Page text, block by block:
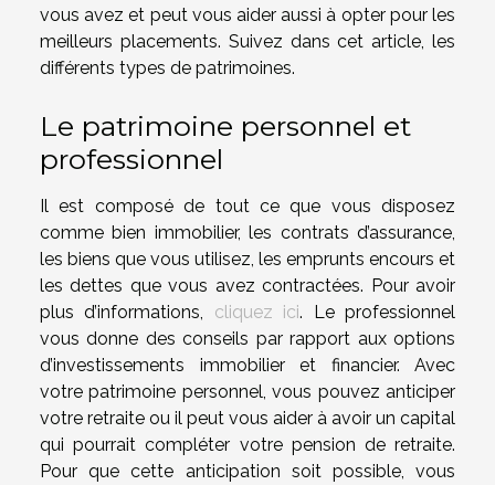
vous avez et peut vous aider aussi à opter pour les
meilleurs placements. Suivez dans cet article, les
différents types de patrimoines.
Le patrimoine personnel et
professionnel
Il est composé de tout ce que vous disposez
comme bien immobilier, les contrats d’assurance,
les biens que vous utilisez, les emprunts encours et
les dettes que vous avez contractées. Pour avoir
plus d’informations, cliquez ici. Le professionnel
vous donne des conseils par rapport aux options
d’investissements immobilier et financier. Avec
votre patrimoine personnel, vous pouvez anticiper
votre retraite ou il peut vous aider à avoir un capital
qui pourrait compléter votre pension de retraite.
Pour que cette anticipation soit possible, vous